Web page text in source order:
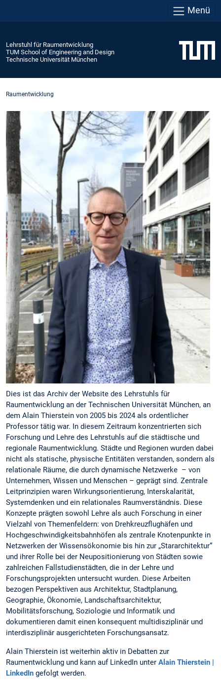
Menü
Lehrstuhl für Raumentwicklung
TUM School of Engineering and Design
Technische Universität München
Raumentwicklung
Dies ist das Archiv der Website des Lehrstuhls für
Raumentwicklung an der Technischen Universität München, an
dem Alain Thierstein von 2005 bis 2024 als ordentlicher
Professor tätig war. In diesem Zeitraum konzentrierten sich
Forschung und Lehre des Lehrstuhls auf die städtische und
regionale Raumentwicklung. Städte und Regionen wurden dabei
nicht als statische, physische Entitäten verstanden, sondern als
relationale Räume, die durch dynamische Netzwerke – von
Unternehmen, Wissen und Menschen – geprägt sind. Zentrale
Leitprinzipien waren Wirkungsorientierung, Interskalarität,
Systemdenken und ein relationales Raumverständnis. Diese
Konzepte prägten sowohl Lehre als auch Forschung in einer
Vielzahl von Themenfeldern: von Drehkreuzflughäfen und
Hochgeschwindigkeitsbahnhöfen als zentrale Knotenpunkte in
Netzwerken der Wissensökonomie bis hin zur „Stararchitektur“
und ihrer Rolle bei der Neupositionierung von Städten sowie
zahlreichen Fallstudienstädten, die in der Lehre und
Forschungsprojekten untersucht wurden. Diese Arbeiten
bezogen Perspektiven aus Architektur, Stadtplanung,
Geographie, Ökonomie, Landschaftsarchitektur,
Mobilitätsforschung, Soziologie und Informatik und
dokumentieren damit einen konsequent multidisziplinär und
interdisziplinär ausgerichteten Forschungsansatz.
Alain Thierstein ist weiterhin aktiv in Debatten zur
Raumentwicklung und kann auf LinkedIn unter Alain Thierstein |
LinkedIn gefolgt werden.